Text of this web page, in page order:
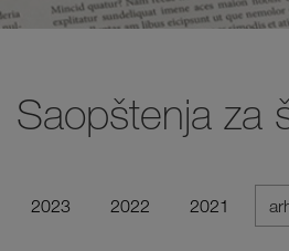
Saopštenja za
2023 2022 2021